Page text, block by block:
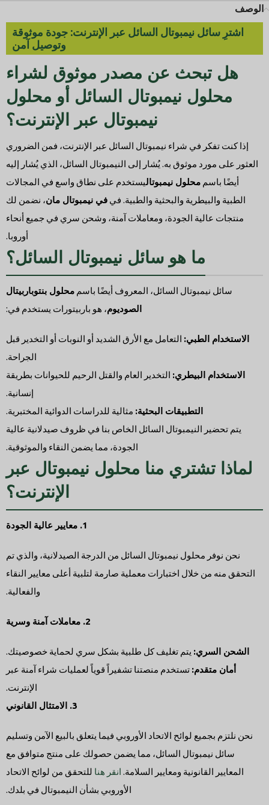
الوصف
اشترِ سائل نيمبوتال السائل عبر الإنترنت: جودة موثوقة
وتوصيل آمن
هل تبحث عن مصدر موثوق لشراء
محلول نيمبوتال السائل أو محلول
نيمبوتال عبر الإنترنت؟
إذا كنت تفكر في شراء نيمبوتال السائل عبر الإنترنت، فمن الضروري
العثور على مورد موثوق به. يُشار إلى النيمبوتال السائل، الذي يُشار إليه
أيضًا باسم محلول نيمبوتاليستخدم على نطاق واسع في المجالات
الطبية والبيطرية والبحثية والطبية. في في نيمبوتال مان، نضمن لك
منتجات عالية الجودة، ومعاملات آمنة، وشحن سري في جميع أنحاء
أوروبا.
ما هو سائل نيمبوتال السائل؟
سائل نيمبوتال السائل، المعروف أيضًا باسم محلول بنتوباربيتال
الصوديوم، هو باربيتورات يستخدم في:
الاستخدام الطبي: التعامل مع الأرق الشديد أو النوبات أو التخدير قبل
الجراحة.
الاستخدام البيطري: التخدير العام والقتل الرحيم للحيوانات بطريقة
إنسانية.
التطبيقات البحثية: مثالية للدراسات الدوائية المختبرية.
يتم تحضير النيمبوتال السائل الخاص بنا في ظروف صيدلانية عالية
الجودة، مما يضمن النقاء والموثوقية.
لماذا تشتري منا محلول نيمبوتال عبر
الإنترنت؟
1. معايير عالية الجودة
نحن نوفر محلول نيمبوتال السائل من الدرجة الصيدلانية، والذي تم
التحقق منه من خلال اختبارات معملية صارمة لتلبية أعلى معايير النقاء
والفعالية.
2. معاملات آمنة وسرية
الشحن السري: يتم تغليف كل طلبية بشكل سري لحماية خصوصيتك.
أمان متقدم: تستخدم منصتنا تشفيراً قوياً لعمليات شراء آمنة عبر
الإنترنت.
3. الامتثال القانوني
نحن نلتزم بجميع لوائح الاتحاد الأوروبي فيما يتعلق بالبيع الآمن وتسليم
سائل نيمبوتال السائل، مما يضمن حصولك على منتج متوافق مع
المعايير القانونية ومعايير السلامة. انقر هنا للتحقق من لوائح الاتحاد
الأوروبي بشأن النيمبوتال في بلدك.